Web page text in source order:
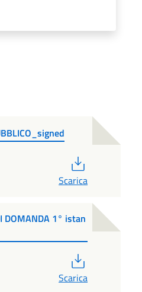
Scarica
DOMANDA 1° istan
Scarica